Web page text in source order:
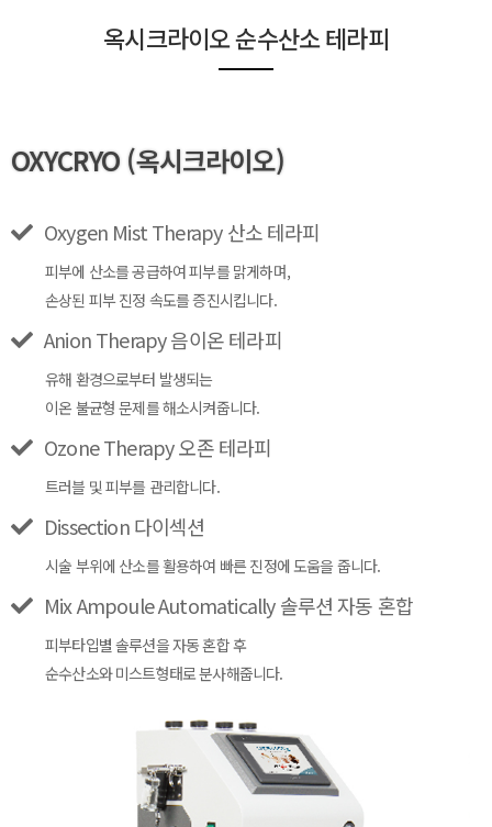
옥시크라이오 순수산소 테라피
OXYCRYO (옥시크라이오)
Oxygen Mist Therapy 산소 테라피
피부에 산소를 공급하여 피부를 맑게하며,
손상된 피부 진정 속도를 증진시킵니다.
Anion Therapy 음이온 테라피
유해 환경으로부터 발생되는
이온 불균형 문제를 해소시켜줍니다.
Ozone Therapy 오존 테라피
트러블 및 피부를 관리합니다.
Dissection 다이섹션
시술 부위에 산소를 활용하여 빠른 진정에 도움을 줍니다.
Mix Ampoule Automatically 솔루션 자동 혼합
피부타입별 솔루션을 자동 혼합 후
순수산소와 미스트형태로 분사해줍니다.